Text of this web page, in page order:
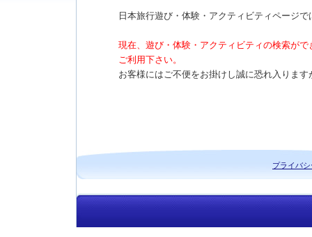
日本旅行遊び・体験・アクティビティページ
現在、遊び・体験・アクティビティの検索が
ご利用下さい。
お客様にはご不便をお掛けし誠に恐れ入りま
プライバ